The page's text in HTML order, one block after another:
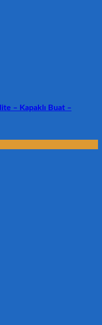
– Kapaklı Buat –